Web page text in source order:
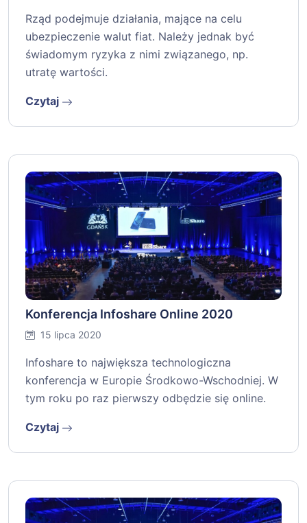
Rząd podejmuje działania, mające na celu
ubezpieczenie walut fiat. Należy jednak być
świadomym ryzyka z nimi związanego, np.
utratę wartości.
Czytaj
Konferencja Infoshare Online 2020
15 lipca 2020
Infoshare to największa technologiczna
konferencja w Europie Środkowo-Wschodniej. W
tym roku po raz pierwszy odbędzie się online.
Czytaj